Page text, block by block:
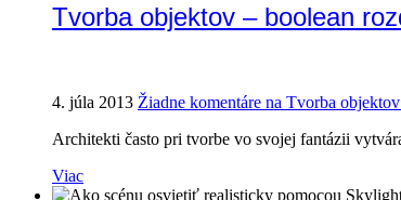
Tvorba objektov – boolean
4. júla 2013 Žiadne komentáre na Tvorba
Architekti často pri tvorbe vo svojej fantázii
Viac